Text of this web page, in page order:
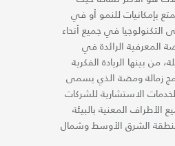
بإمكانيات للنمو أو في
التكنولوجيا في جميع أنحاء
المعرفية الرائدة في
من بينها الريادة الفكرية
زمالة ومضة الذي يسمى
الاستشارية للشركات
المعنية بالبيئة
الشرق الأوسط وشمال